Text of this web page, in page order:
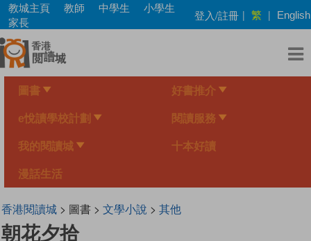
Skip
main
content
教城主頁 教師 中學生
小學生
家長
登入/註冊 | 繁 | English
圖書 好書推介
e悅讀學校計劃 閱讀服務
我的閱讀城 十本好讀
漫話生活
香港閱讀城> 圖書 > 文學小說 > 其他
朝花夕拾